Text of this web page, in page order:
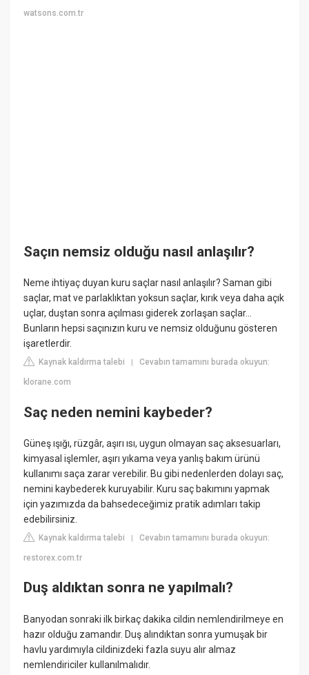
watsons.com.tr
Saçın nemsiz olduğu nasıl anlaşılır?
Neme ihtiyaç duyan kuru saçlar nasıl anlaşılır? Saman gibi
saçlar, mat ve parlaklıktan yoksun saçlar, kırık veya daha açık
uçlar, duştan sonra açılması giderek zorlaşan saçlar...
Bunların hepsi saçınızın kuru ve nemsiz olduğunu gösteren
işaretlerdir.
Kaynak kaldırma talebi |Cevabın tamamını burada okuyun:
klorane.com
Saç neden nemini kaybeder?
Güneş ışığı, rüzgâr, aşırı ısı, uygun olmayan saç aksesuarları,
kimyasal işlemler, aşırı yıkama veya yanlış bakım ürünü
kullanımı saça zarar verebilir. Bu gibi nedenlerden dolayı saç,
nemini kaybederek kuruyabilir. Kuru saç bakımını yapmak
için yazımızda da bahsedeceğimiz pratik adımları takip
edebilirsiniz.
Kaynak kaldırma talebi |Cevabın tamamını burada okuyun:
restorex.com.tr
Duş aldıktan sonra ne yapılmalı?
Banyodan sonraki ilk birkaç dakika cildin nemlendirilmeye en
hazır olduğu zamandır. Duş alındıktan sonra yumuşak bir
havlu yardımıyla cildinizdeki fazla suyu alır almaz
nemlendiriciler kullanılmalıdır.